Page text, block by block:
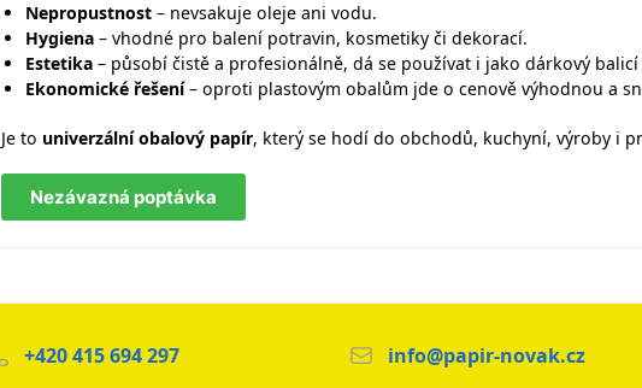
Nepropustnost – nevsakuje oleje ani vodu.
Hygiena – vhodné pro balení potravin, kosmetiky či dekorací.
Estetika – působí čistě a profesionálně, dá se používat i jako dárkový balicí
Ekonomické řešení– oproti plastovým obalům jde o cenově výhodnou a
Je to univerzální obalový papír, který se hodí do obchodů, kuchyní, výroby i
Nezávazná poptávka
+420 415 694 297 info@papir-novak.cz